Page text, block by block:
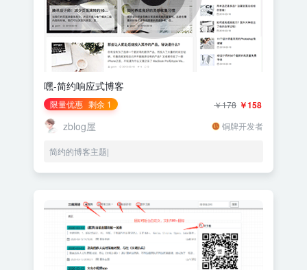
嘿-简约响应式博客
限量优惠 剩余 1 ￥158
￥178
zblog屋 铜牌开发者
简约的博客主题|